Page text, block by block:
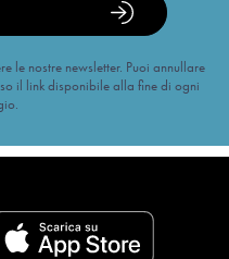
le nostre newsletter. Puoi annullare
il link disponibile alla fine di ogni